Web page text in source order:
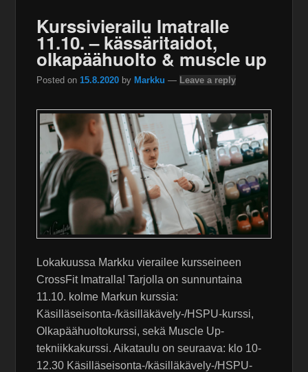
Kurssivierailu Imatralle
11.10. – kässäritaidot,
olkapäähuolto & muscle up
Posted on15.8.2020 by Markku — Leave a reply
Lokakuussa Markku vierailee kursseineen
CrossFit Imatralla! Tarjolla on sunnuntaina
11.10. kolme Markun kurssia:
Käsilläseisonta-/käsilläkävely-/HSPU-kurssi,
Olkapäähuoltokurssi, sekä Muscle Up-
tekniikkakurssi. Aikataulu on seuraava: klo 10-
12.30 Käsilläseisonta-/käsilläkävely-/HSPU-